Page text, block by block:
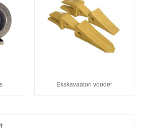
Ekskavaatori vooder